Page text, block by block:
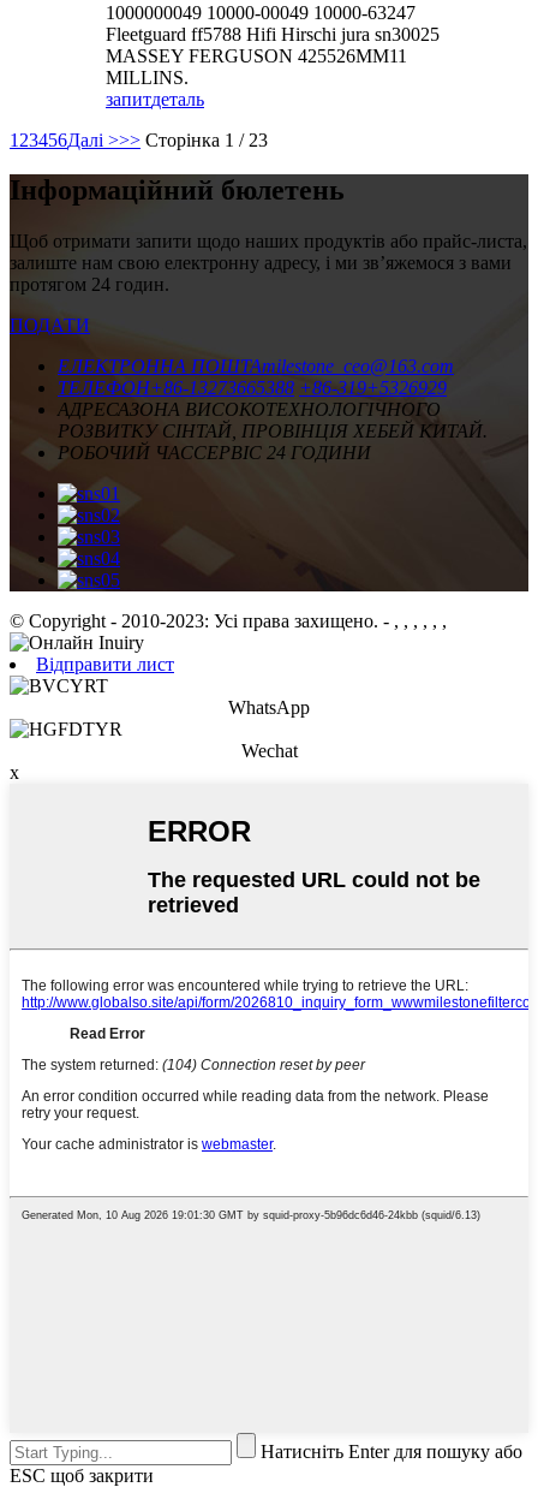
1000000049 10000-00049 10000-63247
Fleetguard ff5788 Hifi Hirschi jura sn30025
MASSEY FERGUSON 425526MM11
MILLINS.
запитдеталь
1 23456Далі >>> Сторінка 1 / 23
Інформаційний бюлетень
Щоб отримати запити щодо наших продуктів або прайс-листа,
залиште нам свою електронну адресу, і ми зв’яжемося з вами
протягом 24 годин.
ПОДАТИ
ЕЛЕКТРОННА ПОШТАmilestone_ceo@163.com
ТЕЛЕФОН+86-13273665388 +86-319+5326929
АДРЕСАЗОНА ВИСОКОТЕХНОЛОГІЧНОГО
РОЗВИТКУ СІНТАЙ, ПРОВІНЦІЯ ХЕБЕЙ КИТАЙ.
РОБОЧИЙ ЧАССЕРВІС 24 ГОДИНИ
© Copyright - 2010-2023: Усі права захищено. - , , , , , ,
Відправити лист
WhatsApp
Wechat
x
Натисніть Enter для пошуку або
ESC щоб закрити